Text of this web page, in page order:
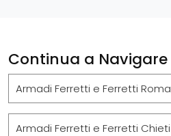
Continua a Navigare
Armadi Ferretti e Ferretti Roma
Armadi Ferretti e Ferretti Chieti